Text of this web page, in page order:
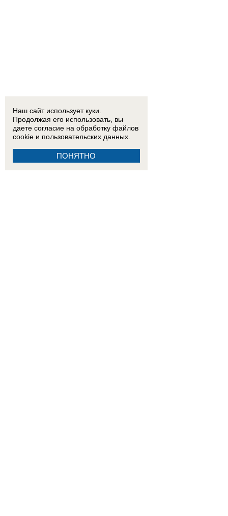
Наш сайт использует куки.
Продолжая его использовать, вы
даете согласие на обработку файлов
cookie и пользовательских данных.
ПОНЯТНО